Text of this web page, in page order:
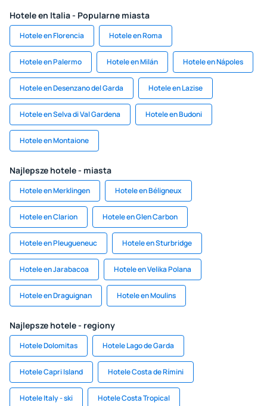
Hotele en Italia - Popularne miasta
Hotele en Florencia Hotele en Roma
Hotele en Palermo Hotele en Milán Hotele en Nápoles
Hotele en Desenzano del Garda Hotele en Lazise
Hotele en Selva di Val Gardena Hotele en Budoni
Hotele en Montaione
Najlepsze hotele - miasta
Hotele en Merklingen Hotele en Béligneux
Hotele en Clarion Hotele en Glen Carbon
Hotele en Pleugueneuc Hotele en Sturbridge
Hotele en Jarabacoa Hotele en Velika Polana
Hotele en Draguignan Hotele en Moulins
Najlepsze hotele - regiony
Hotele Dolomitas Hotele Lago de Garda
Hotele Capri Island Hotele Costa de Rímini
Hotele Italy - ski Hotele Costa Tropical